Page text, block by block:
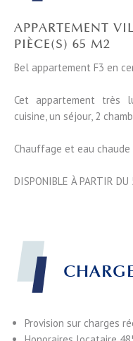
APPARTEMENT
PIÈCE(S) 65 M2
Bel appartement F3 en
Cet appartement très
cuisine, un séjour, 2
Chauffage et eau chaude
DISPONIBLE À PARTIR
Provision sur charges